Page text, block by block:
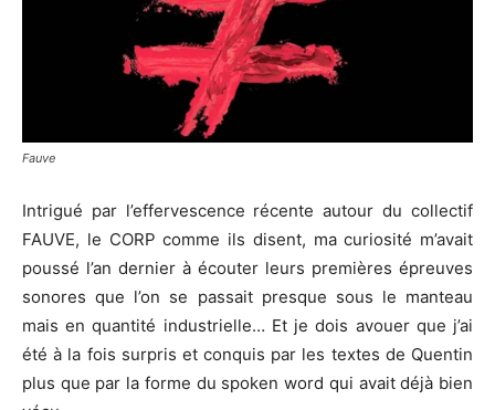
Fauve
Intrigué par l’effervescence récente autour du collectif
FAUVE, le CORP comme ils disent, ma curiosité m’avait
poussé l’an dernier à écouter leurs premières épreuves
sonores que l’on se passait presque sous le manteau
mais en quantité industrielle… Et je dois avouer que j’ai
été à la fois surpris et conquis par les textes de Quentin
plus que par la forme du spoken word qui avait déjà bien